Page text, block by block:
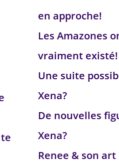
en approche!
Les Amazones
vraiment existé!
Une suite
Xena?
De nouvelles
Xena?
Renee & son art